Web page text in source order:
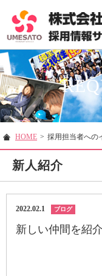
HOME > 採用担当者への
新人紹介
2022.02.1 ブログ
新しい仲間を紹